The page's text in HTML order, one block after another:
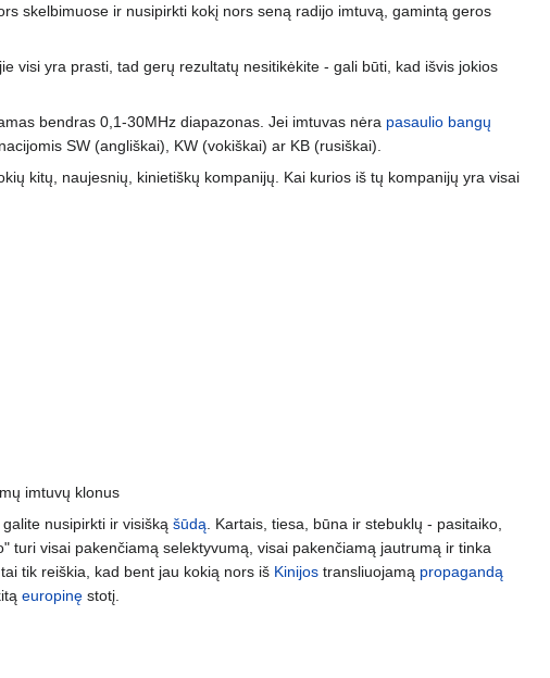
skelbimuose ir nusipirkti kokį nors seną radijo imtuvą, gamintą geros
visi yra prasti, tad gerų rezultatų nesitikėkite - gali būti, kad išvis jokios
bendras 0,1-30MHz diapazonas. Jei imtuvas nėra pasaulio bangų
SW (angliškai), KW (vokiškai) ar KB (rusiškai).
kitų, naujesnių, kinietiškų kompanijų. Kai kurios iš tų kompanijų yra visai
imtuvų klonus
nusipirkti ir visišką šūdą. Kartais, tiesa, būna ir stebuklų - pasitaiko,
turi visai pakenčiamą selektyvumą, visai pakenčiamą jautrumą ir tinka
tik reiškia, kad bent jau kokią nors iš Kinijos transliuojamą propagandą
europinę stotį.